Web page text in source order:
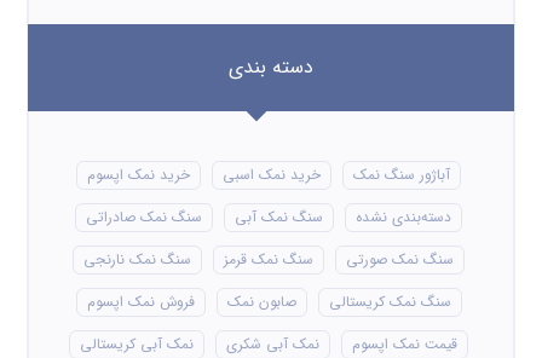
دسته بندی
آباژور سنگ نمک خرید نمک اسبی
خرید نمک اپسوم
دسته‌بندی نشده
سنگ نمک آبی
سنگ نمک صادراتی
سنگ نمک صورتی
سنگ نمک قرمز
سنگ نمک نارنجی
سنگ نمک کریستالی
صابون نمک
فروش نمک اپسوم
قیمت نمک اپسوم
نمک آبی شکری
نمک آبی کریستالی